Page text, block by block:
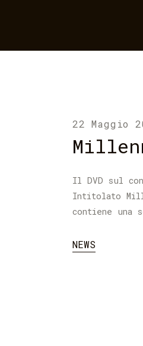
22 Maggio
Il DVD sul
Intitolato
contiene una
NEWS